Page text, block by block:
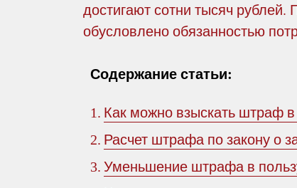
достигают сотни тысяч
обусловлено обязанностью
Содержание статьи:
1. Как можно взыскать штраф в
2. Расчет штрафа по закону о
3. Уменьшение штрафа в